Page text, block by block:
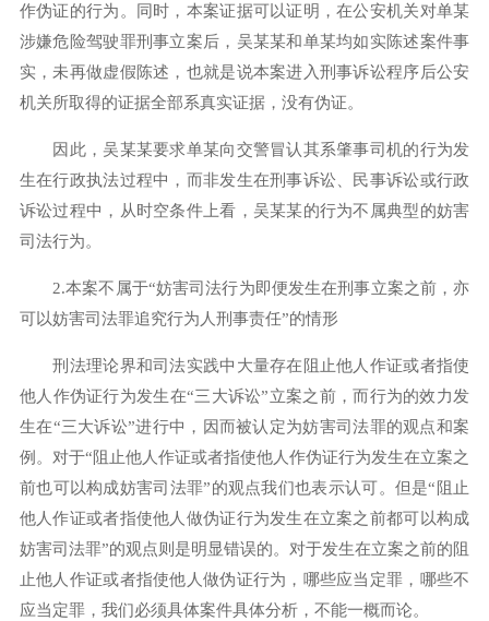
作伪证的行为。同时，本案证据可以证明，在公安机关对单某
涉嫌危险驾驶罪刑事立案后，吴某某和单某均如实陈述案件事
实，未再做虚假陈述，也就是说本案进入刑事诉讼程序后公安
机关所取得的证据全部系真实证据，没有伪证。
因此，吴某某要求单某向交警冒认其系肇事司机的行为发
生在行政执法过程中，而非发生在刑事诉讼、民事诉讼或行政
诉讼过程中，从时空条件上看，吴某某的行为不属典型的妨害
司法行为。
2.本案不属于“妨害司法行为即便发生在刑事立案之前，亦
可以妨害司法罪追究行为人刑事责任”的情形
刑法理论界和司法实践中大量存在阻止他人作证或者指使
他人作伪证行为发生在“三大诉讼”立案之前，而行为的效力发
生在“三大诉讼”进行中，因而被认定为妨害司法罪的观点和案
例。对于“阻止他人作证或者指使他人作伪证行为发生在立案之
前也可以构成妨害司法罪”的观点我们也表示认可。但是“阻止
他人作证或者指使他人做伪证行为发生在立案之前都可以构成
妨害司法罪”的观点则是明显错误的。对于发生在立案之前的阻
止他人作证或者指使他人做伪证行为，哪些应当定罪，哪些不
应当定罪，我们必须具体案件具体分析，不能一概而论。